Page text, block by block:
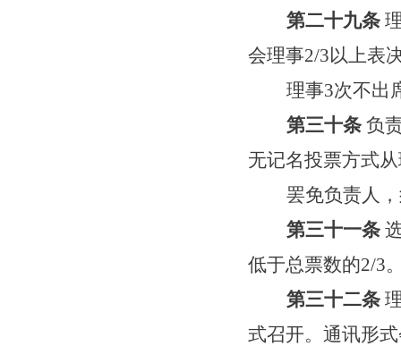
第二十九条
会理事2/3以上表
理事3次不出
第三十条 负
无记名投票方式
罢免负责人
第三十一条
低于总票数的2/3
第三十二条
式召开。通讯形